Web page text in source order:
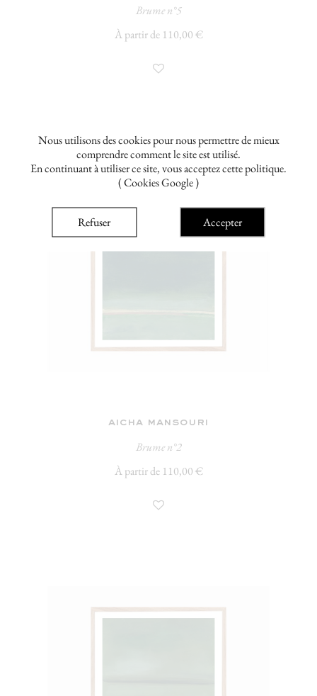
Nous utilisons des cookies pour nous permettre de mieux
comprendre comment le site est utilisé.
En continuant à utiliser ce site, vous acceptez cette politique.
( Cookies Google )
Refuser Accepter
Brume n°5
À partir de 110,00 €
aicha mansouri
Brume n°2
À partir de 110,00 €